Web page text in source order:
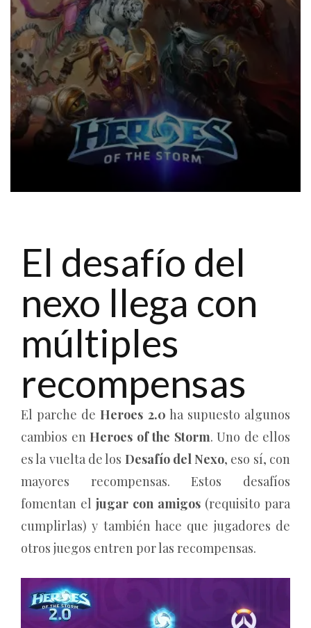
El desafío del
nexo llega con
múltiples
recompensas
El parche deHeroes 2.0 ha supuesto algunos
cambios en Heroes of the Storm. Uno de ellos
es la vuelta de los Desafío del Nexo, eso sí, con
mayores recompensas. Estos desafíos
fomentan el jugar con amigos (requisito para
cumplirlas) y también hace que jugadores de
otros juegos entren por las recompensas.